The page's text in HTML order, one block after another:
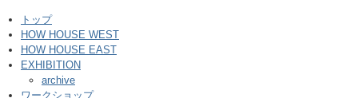
トップ
HOW HOUSE WEST
HOW HOUSE EAST
EXHIBITION
archive
ワークショップ